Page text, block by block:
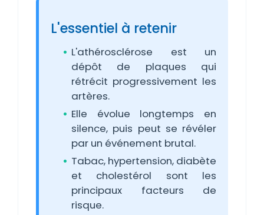
L'essentiel à retenir
L'athérosclérose est un
dépôt de plaques qui
rétrécit progressivement les
artères.
Elle évolue longtemps en
silence, puis peut se révéler
par un événement brutal.
Tabac, hypertension, diabète
et cholestérol sont les
principaux facteurs de
risque.